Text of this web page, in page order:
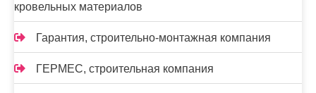
кровельных материалов
Гарантия, строительно-монтажная компания
ГЕРМЕС, строительная компания